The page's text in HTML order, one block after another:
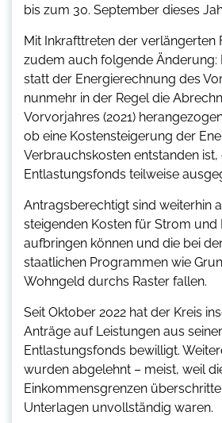
bis zum 30. September dieses
Mit Inkrafttreten der verlängerten
zudem auch folgende Änderung:
statt der Energierechnung des
nunmehr in der Regel die
Vorvorjahres (2021)
ob eine Kostensteigerung der
Verbrauchskosten entstanden
Entlastungsfonds teilweise
Antragsberechtigt sind weiterhin
steigenden Kosten für Strom und
aufbringen können und die bei
staatlichen Programmen wie
Wohngeld durchs Raster fallen.
Seit Oktober 2022 hat der Kreis
Anträge auf Leistungen aus
Entlastungsfonds bewilligt.
wurden abgelehnt – meist, weil
Einkommensgrenzen
Unterlagen unvollständig waren.